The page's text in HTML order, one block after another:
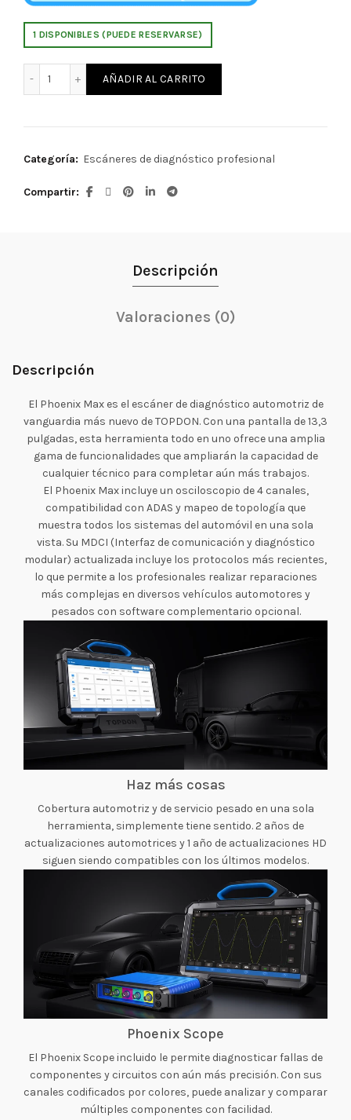
1 DISPONIBLES (PUEDE RESERVARSE)
Phoenix Max (HD kit ) cantidad
AÑADIR AL CARRITO
Categoría: Escáneres de diagnóstico profesional
Compartir
Descripción
Valoraciones (0)
Descripción
El Phoenix Max es el escáner de diagnóstico automotriz de
vanguardia más nuevo de TOPDON. Con una pantalla de 13,3
pulgadas, esta herramienta todo en uno ofrece una amplia
gama de funcionalidades que ampliarán la capacidad de
cualquier técnico para completar aún más trabajos.
El Phoenix Max incluye un osciloscopio de 4 canales,
compatibilidad con ADAS y mapeo de topología que
muestra todos los sistemas del automóvil en una sola
vista. Su MDCI (Interfaz de comunicación y diagnóstico
modular) actualizada incluye los protocolos más recientes,
lo que permite a los profesionales realizar reparaciones
más complejas en diversos vehículos automotores y
pesados con software complementario opcional.
Haz más cosas
Cobertura automotriz y de servicio pesado en una sola
herramienta, simplemente tiene sentido. 2 años de
actualizaciones automotrices y 1 año de actualizaciones HD
siguen siendo compatibles con los últimos modelos.
Phoenix Scope
El Phoenix Scope incluido le permite diagnosticar fallas de
componentes y circuitos con aún más precisión. Con sus
canales codificados por colores, puede analizar y comparar
múltiples componentes con facilidad.